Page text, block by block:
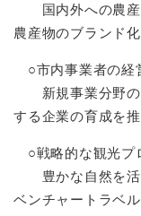
国内外への農産
農産物のブランド化
○市内事業者の経
新規事業分野の
する企業の育成を推
○戦略的な観光プ
豊かな自然を活
ベンチャートラベ